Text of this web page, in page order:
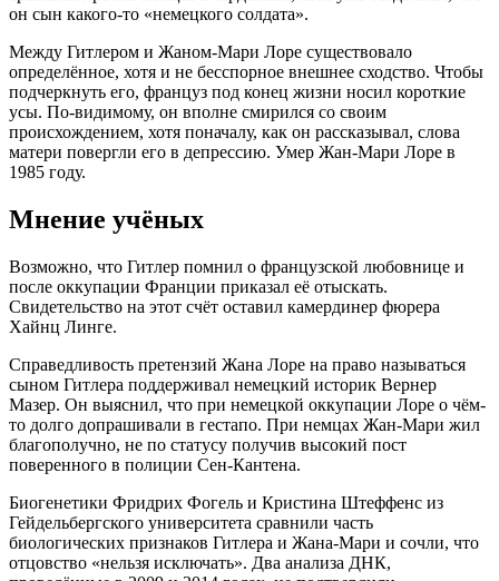
он сын какого-то «немецкого солдата».
Между Гитлером и Жаном-Мари Лоре существовало
определённое, хотя и не бесспорное внешнее сходство. Чтобы
подчеркнуть его, француз под конец жизни носил короткие
усы. По-видимому, он вполне смирился со своим
происхождением, хотя поначалу, как он рассказывал, слова
матери повергли его в депрессию. Умер Жан-Мари Лоре в
1985 году.
Мнение учёных
Возможно, что Гитлер помнил о французской любовнице и
после оккупации Франции приказал её отыскать.
Свидетельство на этот счёт оставил камердинер фюрера
Хайнц Линге.
Справедливость претензий Жана Лоре на право называться
сыном Гитлера поддерживал немецкий историк Вернер
Мазер. Он выяснил, что при немецкой оккупации Лоре о чём-
то долго допрашивали в гестапо. При немцах Жан-Мари жил
благополучно, не по статусу получив высокий пост
поверенного в полиции Сен-Кантена.
Биогенетики Фридрих Фогель и Кристина Штеффенс из
Гейдельбергского университета сравнили часть
биологических признаков Гитлера и Жана-Мари и сочли, что
отцовство «нельзя исключать». Два анализа ДНК,